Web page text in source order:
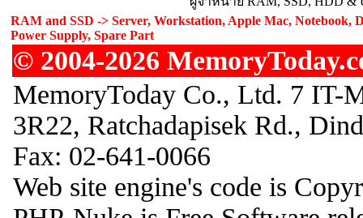
RAM and SSD -> Server, Workstation, Apple Mac, Notebook,
Power Supply, Spare Part
© 2004-2026
MemoryToday Co., Ltd. 7 IT-
3R22, Ratchadapisek Rd.,
Fax: 02-641-0066
Web site engine's code is